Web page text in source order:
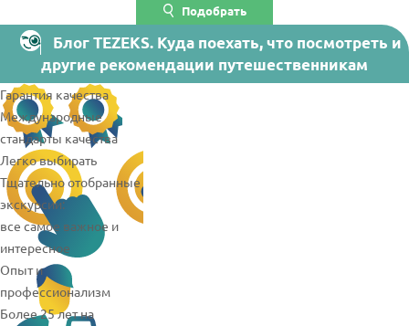
Подобрать
Блог TEZEKS. Куда поехать, что посмотреть и
другие рекомендации путешественникам
Гарантия качества
Международные
стандарты качества
Легко выбирать
Тщательно отобранные
экскурсии:
все самое важное и
интересное
Опыт и
профессионализм
Более 25 лет на